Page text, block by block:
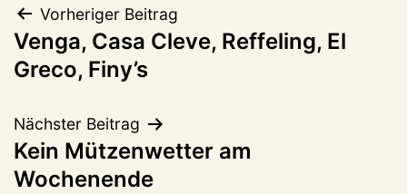
Beitragsnavigation
Vorheriger Beitrag
Venga, Casa Cleve, Reffeling, El
Greco, Finy’s
Nächster Beitrag
Kein Mützenwetter am
Wochenende